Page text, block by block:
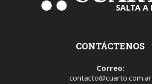
CONTÁCTENOS
Correo:
contacto@cuarto.com.ar